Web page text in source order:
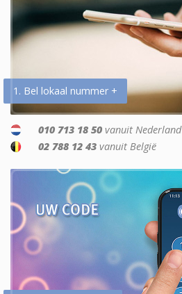
1. Bel lokaal nummer +
010 713 18 50 vanuit Nederland
02 788 12 43 vanuit België